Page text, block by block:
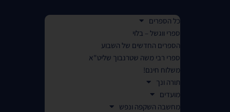
כל הספרים
ספרי ווגשל – בלוי
הספרים החדשים של השבוע
ספרי רבי משה שטרנבוך שליט"א
משלוח חינם!
תורה ונך
מועדים
מחשבה השקפה ונפש